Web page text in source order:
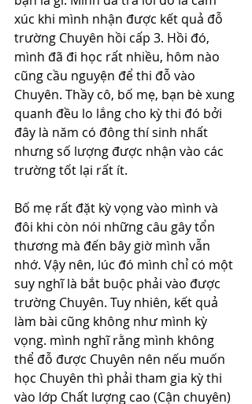
xúc khi mình nhận được kết quả đỗ
trường Chuyên hồi cấp 3. Hồi đó,
mình đã đi học rất nhiều, hôm nào
cũng cầu nguyện để thi đỗ vào
Chuyên. Thầy cô, bố mẹ, bạn bè xung
quanh đều lo lắng cho kỳ thi đó bởi
đây là năm có đông thí sinh nhất
nhưng số lượng được nhận vào các
trường tốt lại rất ít.
Bố mẹ rất đặt kỳ vọng vào mình và
đôi khi còn nói những câu gây tổn
thương mà đến bây giờ mình vẫn
nhớ. Vậy nên, lúc đó mình chỉ có một
suy nghĩ là bắt buộc phải vào được
trường Chuyên. Tuy nhiên, kết quả
làm bài cũng không như mình kỳ
vọng. mình nghĩ rằng mình không
thể đỗ được Chuyên nên nếu muốn
học Chuyên thì phải tham gia kỳ thi
vào lớp Chất lượng cao (Cận chuyên)